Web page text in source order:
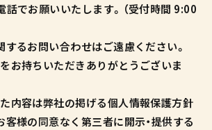
話でお願いいたします。（受付時間 9:00
するお問い合わせはご遠慮ください。
お持ちいただきありがとうございま
内容は弊社の掲げる個人情報保護方針
客様の同意なく第三者に開示・提供する